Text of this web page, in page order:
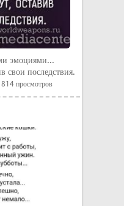
эмоциями...
свои последствия.
814 просмотров